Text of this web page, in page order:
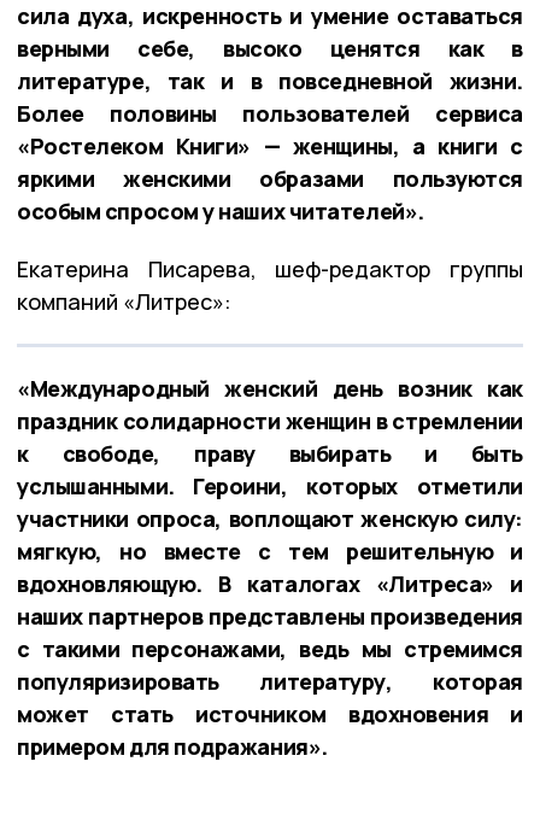
сила духа, искренность и умение оставаться
верными себе, высоко ценятся как в
литературе, так и в повседневной жизни.
Более половины пользователей сервиса
«Ростелеком Книги» — женщины, а книги с
яркими женскими образами пользуются
особым спросом у наших читателей».
Екатерина Писарева, шеф-редактор группы
компаний «Литрес»:
«Международный женский день возник как
праздник солидарности женщин в стремлении
к свободе, праву выбирать и быть
услышанными. Героини, которых отметили
участники опроса, воплощают женскую силу:
мягкую, но вместе с тем решительную и
вдохновляющую. В каталогах «Литреса» и
наших партнеров представлены произведения
с такими персонажами, ведь мы стремимся
популяризировать литературу, которая
может стать источником вдохновения и
примером для подражания».